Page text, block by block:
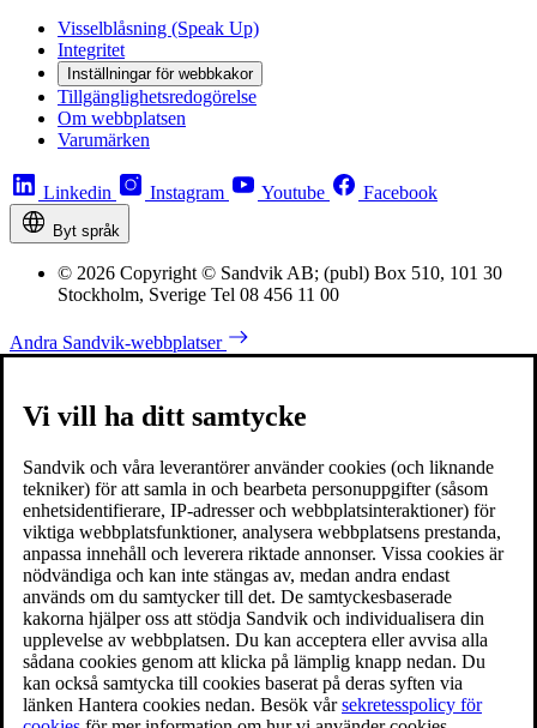
Visselblåsning (Speak Up)
Integritet
Inställningar för webbkakor
Tillgänglighetsredogörelse
Om webbplatsen
Varumärken
Linkedin Instagram Youtube Facebook
Byt språk
© 2026 Copyright © Sandvik AB; (publ) Box 510, 101 30
Stockholm, Sverige Tel 08 456 11 00
Andra Sandvik-webbplatser
Vi vill ha ditt samtycke
Sandvik och våra leverantörer använder cookies (och liknande
tekniker) för att samla in och bearbeta personuppgifter (såsom
enhetsidentifierare, IP-adresser och webbplatsinteraktioner) för
viktiga webbplatsfunktioner, analysera webbplatsens prestanda,
anpassa innehåll och leverera riktade annonser. Vissa cookies är
nödvändiga och kan inte stängas av, medan andra endast
används om du samtycker till det. De samtyckesbaserade
kakorna hjälper oss att stödja Sandvik och individualisera din
upplevelse av webbplatsen. Du kan acceptera eller avvisa alla
sådana cookies genom att klicka på lämplig knapp nedan. Du
kan också samtycka till cookies baserat på deras syften via
länken Hantera cookies nedan. Besök vårsekretesspolicy för